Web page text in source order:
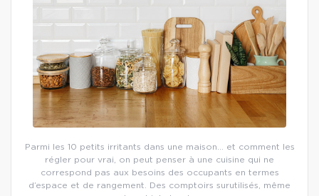
Parmi les 10 petits irritants dans une maison… et comment les
régler pour vrai, on peut penser à une cuisine qui ne
correspond pas aux besoins des occupants en termes
d’espace et de rangement. Des comptoirs surutilisés, même